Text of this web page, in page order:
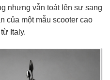
nhưng vẫn toát lên sự sang
của một mẫu scooter cao
Italy.